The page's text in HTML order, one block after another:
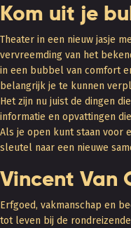
Kom uit je
Theater in een nieuw jasje
vervreemding van het
in een bubbel van comfort
belangrijk je te kunnen
Het zijn nu juist de dingen
informatie en opvattingen
Als je open kunt staan voor
sleutel naar een nieuwe
Vincent Van
Erfgoed, vakmanschap en
tot leven bij de rondreizende